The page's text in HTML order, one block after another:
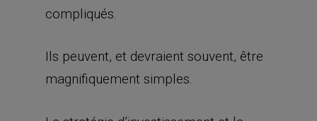
compliqués.
Ils peuvent, et devraient souvent, être
magnifiquement simples.